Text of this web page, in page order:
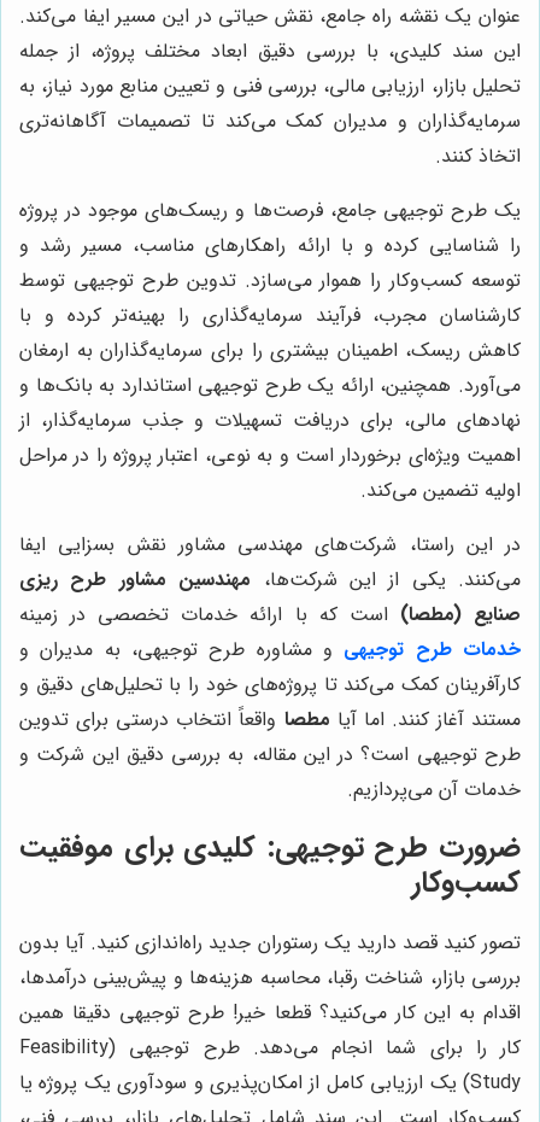
عنوان یک نقشه راه جامع، نقش حیاتی در این مسیر ایفا می‌کند.
این سند کلیدی، با بررسی دقیق ابعاد مختلف پروژه، از جمله
تحلیل بازار، ارزیابی مالی، بررسی فنی و تعیین منابع مورد نیاز، به
سرمایه‌گذاران و مدیران کمک می‌کند تا تصمیمات آگاهانه‌تری
اتخاذ کنند.
یک طرح توجیهی جامع، فرصت‌ها و ریسک‌های موجود در پروژه
را شناسایی کرده و با ارائه راهکارهای مناسب، مسیر رشد و
توسعه کسب‌وکار را هموار می‌سازد. تدوین طرح توجیهی توسط
کارشناسان مجرب، فرآیند سرمایه‌گذاری را بهینه‌تر کرده و با
کاهش ریسک، اطمینان بیشتری را برای سرمایه‌گذاران به ارمغان
می‌آورد. همچنین، ارائه یک طرح توجیهی استاندارد به بانک‌ها و
نهادهای مالی، برای دریافت تسهیلات و جذب سرمایه‌گذار، از
اهمیت ویژه‌ای برخوردار است و به نوعی، اعتبار پروژه را در مراحل
اولیه تضمین می‌کند.
در این راستا، شرکت‌های مهندسی مشاور نقش بسزایی ایفا
می‌کنند. یکی از این شرکت‌ها، مهندسین مشاور طرح ریزی
صنایع (مطصا) است که با ارائه خدمات تخصصی در زمینه
خدمات طرح توجیهی و مشاوره طرح توجیهی، به مدیران و
کارآفرینان کمک می‌کند تا پروژه‌های خود را با تحلیل‌های دقیق و
مستند آغاز کنند. اما آیا مطصا واقعاً انتخاب درستی برای تدوین
طرح توجیهی است؟ در این مقاله، به بررسی دقیق این شرکت و
خدمات آن می‌پردازیم.
ضرورت طرح توجیهی: کلیدی برای موفقیت
کسب‌وکار
تصور کنید قصد دارید یک رستوران جدید راه‌اندازی کنید. آیا بدون
بررسی بازار، شناخت رقبا، محاسبه هزینه‌ها و پیش‌بینی درآمدها،
اقدام به این کار می‌کنید؟ قطعا خیر! طرح توجیهی دقیقا همین
کار را برای شما انجام می‌دهد. طرح توجیهی (Feasibility
Study) یک ارزیابی کامل از امکان‌پذیری و سودآوری یک پروژه یا